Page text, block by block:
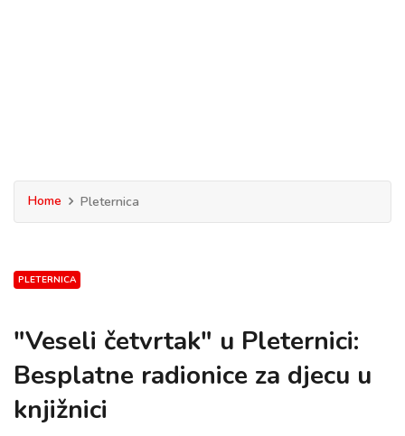
Home Pleternica
PLETERNICA
"Veseli četvrtak" u Pleternici:
Besplatne radionice za djecu u
knjižnici